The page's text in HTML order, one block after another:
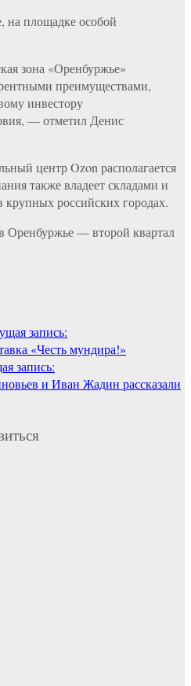
на площадке особой
зона «Оренбуржье»
преимуществами,
инвестору
— отметил Денис
центр Ozon располагается
также владеет складами и
российских городах.
Оренбуржье — второй квартал
запись:
«Честь мундира!»
запись:
и Иван Жадин рассказали